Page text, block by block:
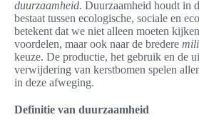
duurzaamheid. Duurzaamheid houdt in
bestaat tussen ecologische, sociale en
betekent dat we niet alleen moeten
voordelen, maar ook naar de bredere
keuze. De productie, het gebruik en de
verwijdering van kerstbomen spelen
in deze afweging.
Definitie van duurzaamheid